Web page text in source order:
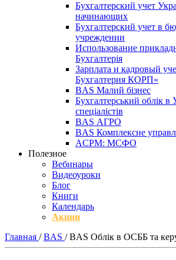
Бухгалтерский учет
начинающих
Бухгалтерский учет в
учреждении
Использование
Бухгалтерія
Зарплата и кадровый
Бухгалтерия КОРП»
BAS Малий бізнес
Бухгалтерський облік в
спеціалістів
BAS АГРО
BAS Комплексне
ACPM: МСФО
Полезное
Вебинары
Видеоуроки
Блог
Книги
Календарь
Акции
Главная / BAS / BAS Облік в ОСББ та